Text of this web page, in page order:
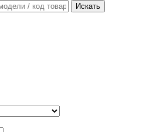
Искать